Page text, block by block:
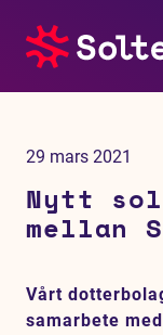
Tjänster
29 mars 2021
Nytt
mellan
Vårt
samarbete